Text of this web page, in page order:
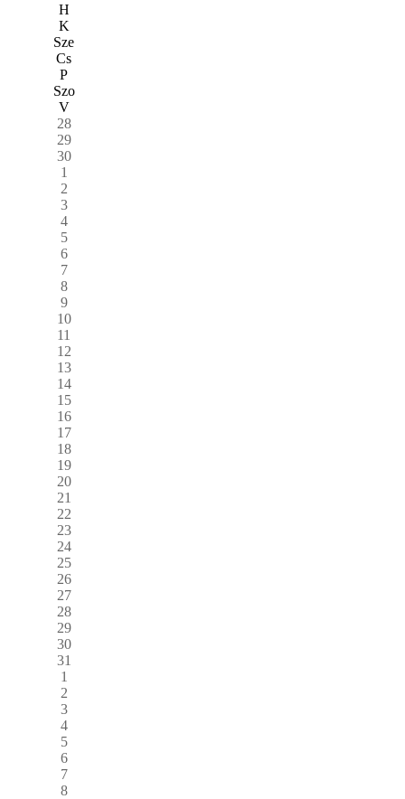
H
K
Sze
Cs
P
Szo
V
28
29
30
1
2
3
4
5
6
7
8
9
10
11
12
13
14
15
16
17
18
19
20
21
22
23
24
25
26
27
28
29
30
31
1
2
3
4
5
6
7
8